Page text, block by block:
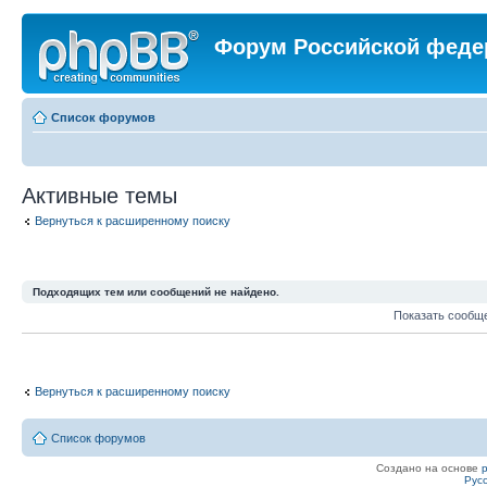
Форум Российской
Список форумов
Активные темы
Вернуться к расширенному поиску
Подходящих тем или сообщений не найдено.
Показать
Вернуться к расширенному поиску
Список форумов
Создано на основе